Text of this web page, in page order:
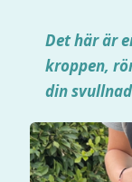
Det här är
kroppen,
din